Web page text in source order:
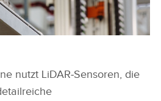
nutzt LiDAR‑Sensoren, die